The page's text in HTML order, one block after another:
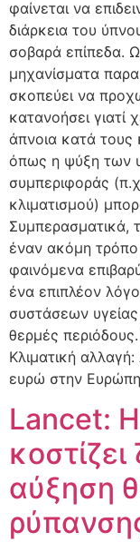
φαίνεται να
διάρκεια του
σοβαρά επίπεδα.
μηχανίσματα
σκοπεύει να
κατανοήσει γιατί
άπνοια κατά
όπως η ψύξη των
συμπεριφοράς
κλιματισμού)
Συμπερασματικά,
έναν ακόμη τρόπο
φαινόμενα
ένα επιπλέον
συστάσεων υγείας
θερμές
Κλιματική
ευρώ στην Ευρώπη
Lancet: Η
αύξηση